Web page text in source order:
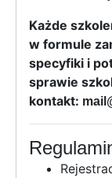
Każde
w formule
specyfiki i
sprawie
kontakt: